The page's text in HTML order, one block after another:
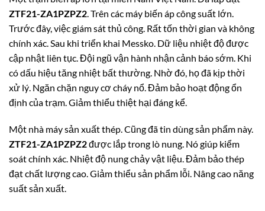
ZTF21-ZA1PZPZ2 . Trên các máy biến áp công suất lớn.
Trước đây, việc giám sát thủ công. Rất tốn thời gian và không
chính xác. Sau khi triển khai Messko. Dữ liệu nhiệt độ được
cập nhật liên tục. Đội ngũ vận hành nhận cảnh báo sớm. Khi
có dấu hiệu tăng nhiệt bất thường. Nhờ đó, họ đã kịp thời
xử lý. Ngăn chặn nguy cơ cháy nổ. Đảm bảo hoạt động ổn
định của trạm. Giảm thiểu thiệt hại đáng kể.
Một nhà máy sản xuất thép. Cũng đã tin dùng sản phẩm này.
ZTF21-ZA1PZPZ2được lắp trong lò nung. Nó giúp kiểm
soát chính xác. Nhiệt độ nung chảy vật liệu. Đảm bảo thép
đạt chất lượng cao. Giảm thiểu sản phẩm lỗi. Nâng cao năng
suất sản xuất.